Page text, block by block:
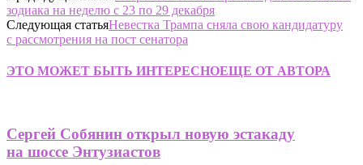
зодиака на неделю с 23 по 29 декабря
Следующая статьяНевестка Трампа сняла свою кандидатуру
с рассмотрения на пост сенатора
ЭТО МОЖЕТ БЫТЬ ИНТЕРЕСНОЕЩЕ ОТ АВТОРА
Сергей Собянин открыл новую эстакаду
на шоссе Энтузиастов